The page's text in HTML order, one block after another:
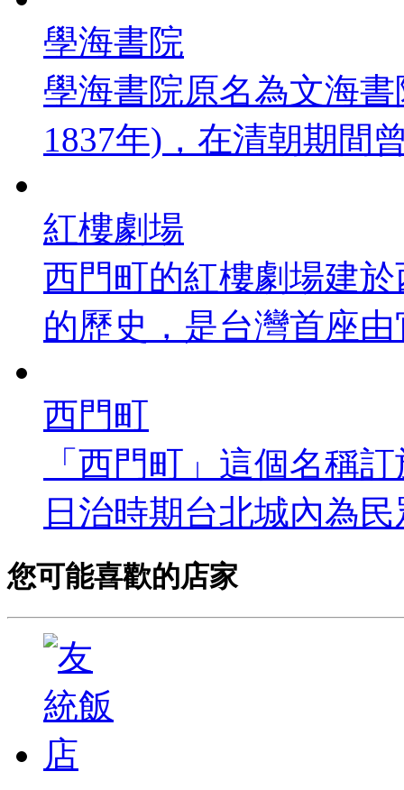
學海書院
學海書院原名為文海
1837年)，在清朝期間
紅樓劇場
西門町的紅樓劇場建
的歷史，是台灣首座
西門町
「西門町」這個名稱
日治時期台北城內為
您可能喜歡的店家